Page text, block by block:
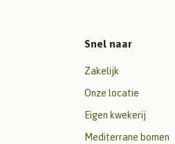
Snel naar
Zakelijk
Onze locatie
Eigen kwekerij
Mediterrane bomen